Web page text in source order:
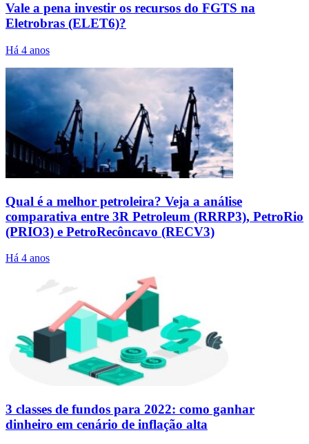
Vale a pena investir os recursos do FGTS na
Eletrobras (ELET6)?
Há 4 anos
Qual é a melhor petroleira? Veja a análise
comparativa entre 3R Petroleum (RRRP3), PetroRio
(PRIO3) e PetroRecôncavo (RECV3)
Há 4 anos
3 classes de fundos para 2022: como ganhar
dinheiro em cenário de inflação alta